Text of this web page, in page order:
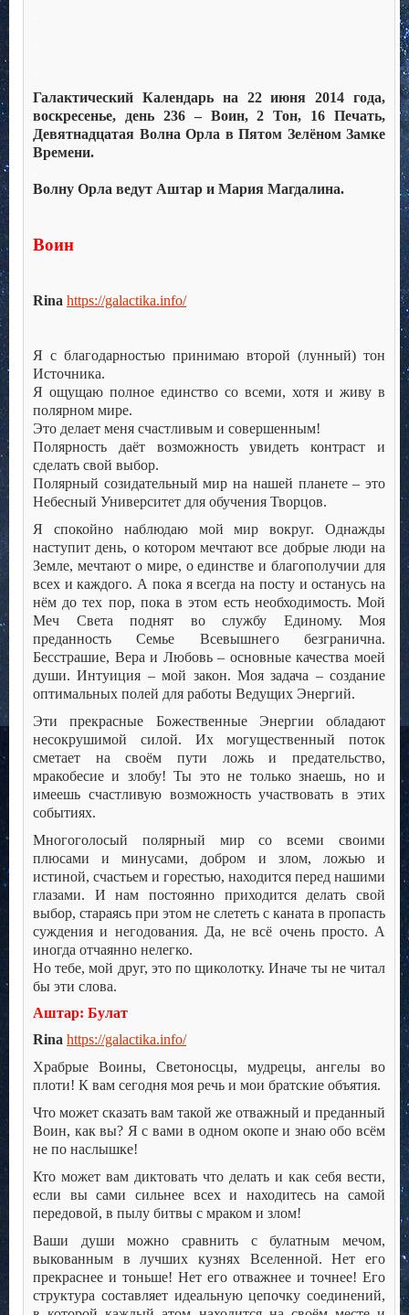
Галактический Календарь на 22 июня 2014 года,
воскресенье, день 236 – Воин, 2 Тон, 16 Печать,
Девятнадцатая Волна Орла в Пятом Зелёном Замке
Времени.
Волну Орла ведут Аштар и Мария Магдалина.
Воин
Rina https://galactika.info/
Я с благодарностью принимаю второй (лунный) тон
Источника.
Я ощущаю полное единство со всеми, хотя и живу в
полярном мире.
Это делает меня счастливым и совершенным!
Полярность даёт возможность увидеть контраст и
сделать свой выбор.
Полярный созидательный мир на нашей планете – это
Небесный Университет для обучения Творцов.
Я спокойно наблюдаю мой мир вокруг. Однажды
наступит день, о котором мечтают все добрые люди на
Земле, мечтают о мире, о единстве и благополучии для
всех и каждого. А пока я всегда на посту и останусь на
нём до тех пор, пока в этом есть необходимость. Мой
Меч Света поднят во службу Единому. Моя
преданность Семье Всевышнего безгранична.
Бесстрашие, Вера и Любовь – основные качества моей
души. Интуиция – мой закон. Моя задача – создание
оптимальных полей для работы Ведущих Энергий.
Эти прекрасные Божественные Энергии обладают
несокрушимой силой. Их могущественный поток
сметает на своём пути ложь и предательство,
мракобесие и злобу! Ты это не только знаешь, но и
имеешь счастливую возможность участвовать в этих
событиях.
Многоголосый полярный мир со всеми своими
плюсами и минусами, добром и злом, ложью и
истиной, счастьем и горестью, находится перед нашими
глазами. И нам постоянно приходится делать свой
выбор, стараясь при этом не слететь с каната в пропасть
суждения и негодования. Да, не всё очень просто. А
иногда отчаянно нелегко.
Но тебе, мой друг, это по щиколотку. Иначе ты не читал
бы эти слова.
Аштар: Булат
Rina https://galactika.info/
Храбрые Воины, Светоносцы, мудрецы, ангелы во
плоти! К вам сегодня моя речь и мои братские объятия.
Что может сказать вам такой же отважный и преданный
Воин, как вы? Я с вами в одном окопе и знаю обо всём
не по наслышке!
Кто может вам диктовать что делать и как себя вести,
если вы сами сильнее всех и находитесь на самой
передовой, в пылу битвы с мраком и злом!
Ваши души можно сравнить с булатным мечом,
выкованным в лучших кузнях Вселенной. Нет его
прекраснее и тоньше! Нет его отважнее и точнее! Его
структура составляет идеальную цепочку соединений,